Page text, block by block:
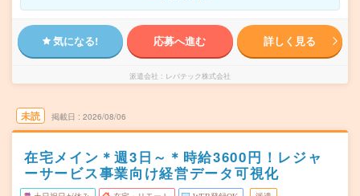
気になる! 応募へ進む 詳しく見る
派遣会社 レバテック株式会社
未読 掲載日 2026/08/06
在宅メイン＊週3日～＊時給3600円！レジャ
ーサービス事業向け経営データ可視化